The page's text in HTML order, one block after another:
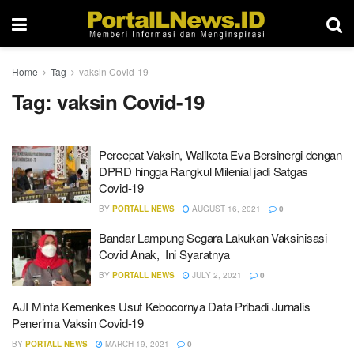
Home Tag vaksin Covid-19
Tag:vaksin Covid-19
Percepat Vaksin, Walikota Eva Bersinergi dengan
DPRD hingga Rangkul Milenial jadi Satgas
Covid-19
BY PORTALL NEWS AUGUST 16, 2021 0
Bandar Lampung Segara Lakukan Vaksinisasi
Covid Anak, Ini Syaratnya
BY PORTALL NEWS JULY 2, 2021 0
AJI Minta Kemenkes Usut Kebocornya Data Pribadi Jurnalis
Penerima Vaksin Covid-19
BY PORTALL NEWS MARCH 19, 2021 0